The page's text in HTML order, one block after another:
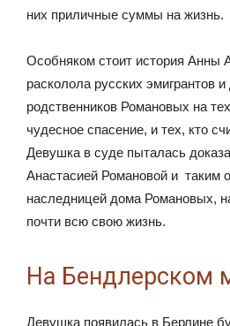
них приличные суммы на жизнь.
Особняком стоит история Анны
расколола русских эмигрантов
родственников Романовых на
чудесное спасение, и тех, кто
Девушка в суде пыталась
Анастасией Романовой и таким
наследницей дома Романовых,
почти всю свою жизнь.
На Бендлерском
Девушка появилась в Берлине